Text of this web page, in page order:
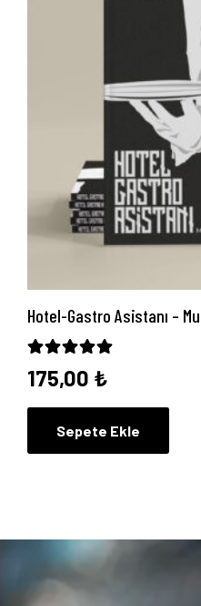
Hotel-Gastro Asistanı –
175,00 ₺
Sepete Ekle